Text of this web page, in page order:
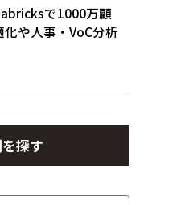
で1000万顧
や人事・VoC分析
探す